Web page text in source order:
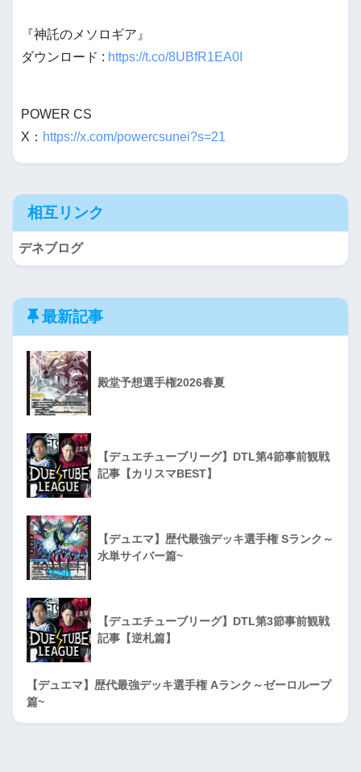
『神託のメソロギア』
ダウンロード : https://t.co/8UBfR1EA0I
POWER CS
X： https://x.com/powercsunei?s=21
相互リンク
デネブログ
最新記事
殿堂予想選手権2026春夏
【デュエチューブリーグ】DTL第4節事前観戦
記事【カリスマBEST】
【デュエマ】歴代最強デッキ選手権 Sランク～
水単サイバー篇~
【デュエチューブリーグ】DTL第3節事前観戦
記事【逆札篇】
【デュエマ】歴代最強デッキ選手権 Aランク～ゼーロループ
篇~